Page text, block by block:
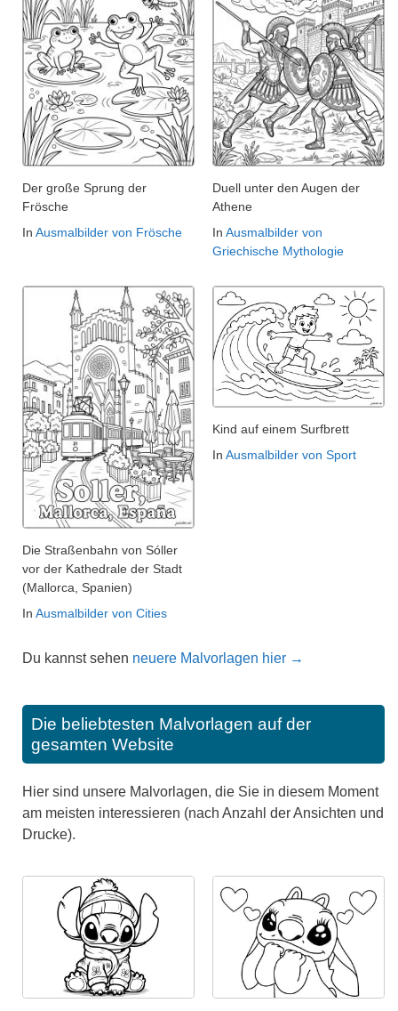
Der große Sprung der
Frösche
In Ausmalbilder von Frösche
Duell unter den Augen der
Athene
In Ausmalbilder von
Griechische Mythologie
Die Straßenbahn von Sóller
vor der Kathedrale der Stadt
(Mallorca, Spanien)
In Ausmalbilder von Cities
Kind auf einem Surfbrett
In Ausmalbilder von Sport
Du kannst sehen neuere Malvorlagen hier →
Die beliebtesten Malvorlagen auf der
gesamten Website
Hier sind unsere Malvorlagen, die Sie in diesem Moment
am meisten interessieren (nach Anzahl der Ansichten und
Drucke).